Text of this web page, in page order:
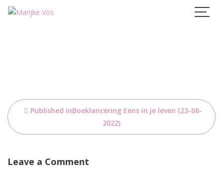
Skip
Bericht
navigatie
Published inBoeklancering Eens in je leven (23-06-
2022)
Leave a Comment